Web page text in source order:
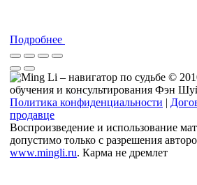
Подробнее
©
обучения и консультирования Фэн
Политика конфиденциальности |
продавце
Воспроизведение и использование
допустимо только с разрешения
www.mingli.ru. Карма не дремлет